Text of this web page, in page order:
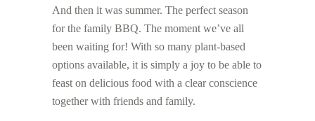
And then it was summer. The perfect season
for the family BBQ. The moment we’ve all
been waiting for! With so many plant-based
options available, it is simply a joy to be able to
feast on delicious food with a clear conscience
together with friends and family.